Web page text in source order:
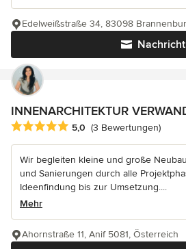
Nachricht
Edelweißstraße 34, 83098
INNENARCHITEKTUR
Durchschnittliche Bewertung: 5 von
5,0 (3 Bewertungen)
Wir begleiten kleine und große
und Sanierungen durch alle
Ideenfindung bis zur Umsetzung....
Mehr
Ahornstraße 11, Anif 5081, Österreich